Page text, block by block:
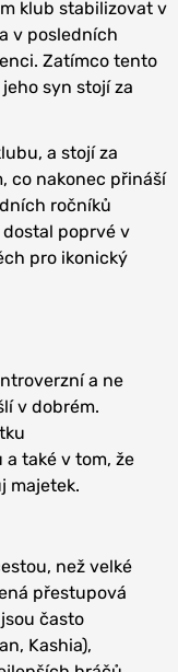
klub stabilizovat v
v posledních
Zatímco tento
syn stojí za
a stojí za
co nakonec přináší
ročníků
dostal poprvé v
pro ikonický
a ne
v dobrém.
také v tom, že
majetek.
než velké
přestupová
často
Kashia),